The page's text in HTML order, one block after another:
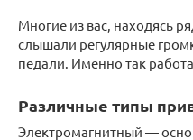
Многие из вас, находясь
слышали регулярные
педали. Именно так
Различные типы
Электромагнитный —